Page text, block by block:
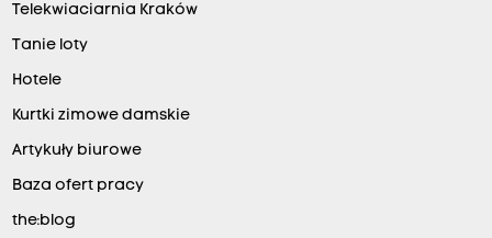
Telekwiaciarnia Kraków
Tanie loty
Hotele
Kurtki zimowe damskie
Artykuły biurowe
Baza ofert pracy
the:blog